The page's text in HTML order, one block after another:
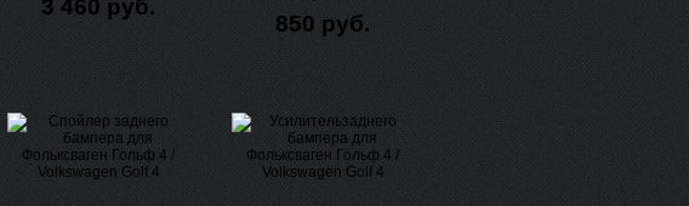
3 460 руб.
850 руб.